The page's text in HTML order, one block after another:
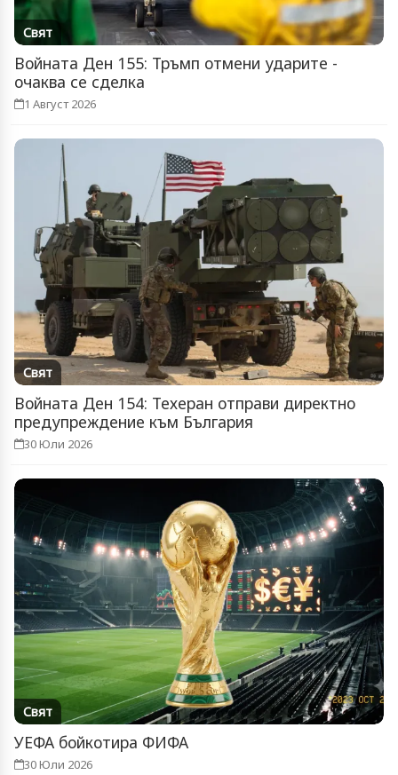
Свят
Войната Ден 155: Тръмп отмени ударите -
очаква се сделка
1 Август 2026
Свят
Войната Ден 154: Техеран отправи директно
предупреждение към България
30 Юли 2026
Свят
УЕФА бойкотира ФИФА
30 Юли 2026